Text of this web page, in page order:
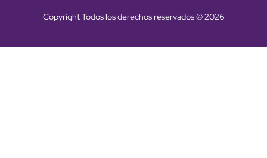
Copyright Todos los derechos reservados © 2026